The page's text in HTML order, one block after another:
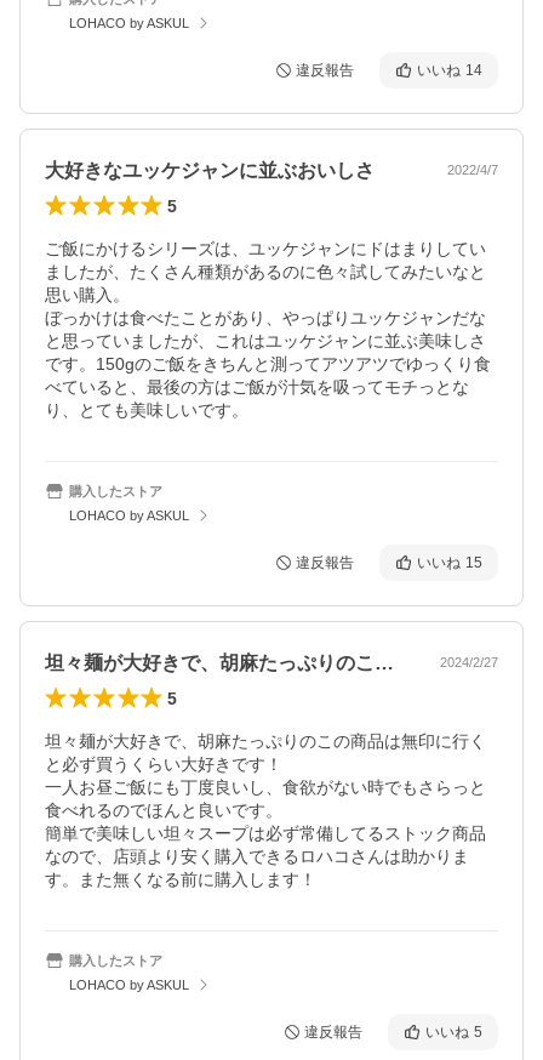
LOHACO by ASKUL
違反報告 いいね 14
大好きなユッケジャンに並ぶおいしさ 2022/4/7
5
ご飯にかけるシリーズは、ユッケジャンにドはまりしてい
ましたが、たくさん種類があるのに色々試してみたいなと
思い購入。
ぼっかけは食べたことがあり、やっぱりユッケジャンだな
と思っていましたが、これはユッケジャンに並ぶ美味しさ
です。150gのご飯をきちんと測ってアツアツでゆっくり食
べていると、最後の方はご飯が汁気を吸ってモチっとな
り、とても美味しいです。
購入したストア
LOHACO by ASKUL
違反報告 いいね 15
坦々麺が大好きで、胡麻たっぷりのこの商… 2024/2/27
5
坦々麺が大好きで、胡麻たっぷりのこの商品は無印に行く
と必ず買うくらい大好きです！
一人お昼ご飯にも丁度良いし、食欲がない時でもさらっと
食べれるのでほんと良いです。
簡単で美味しい坦々スープは必ず常備してるストック商品
なので、店頭より安く購入できるロハコさんは助かりま
す。また無くなる前に購入します！
購入したストア
LOHACO by ASKUL
違反報告 いいね 5